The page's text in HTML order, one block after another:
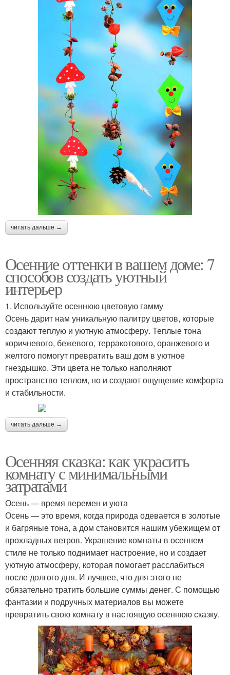
читать дальше →
Осенние оттенки в вашем доме: 7
способов создать уютный
интерьер
1. Используйте осеннюю цветовую гамму
Осень дарит нам уникальную палитру цветов, которые
создают теплую и уютную атмосферу. Теплые тона
коричневого, бежевого, терракотового, оранжевого и
желтого помогут превратить ваш дом в уютное
гнездышко. Эти цвета не только наполняют
пространство теплом, но и создают ощущение комфорта
и стабильности.
читать дальше →
Осенняя сказка: как украсить
комнату с минимальными
затратами
Осень — время перемен и уюта
Осень — это время, когда природа одевается в золотые
и багряные тона, а дом становится нашим убежищем от
прохладных ветров. Украшение комнаты в осеннем
стиле не только поднимает настроение, но и создает
уютную атмосферу, которая помогает расслабиться
после долгого дня. И лучшее, что для этого не
обязательно тратить большие суммы денег. С помощью
фантазии и подручных материалов вы можете
превратить свою комнату в настоящую осеннюю сказку.